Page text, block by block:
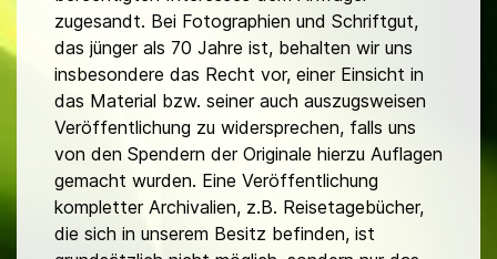
zugesandt. Bei Fotographien und Schriftgut,
das jünger als 70 Jahre ist, behalten wir uns
insbesondere das Recht vor, einer Einsicht in
das Material bzw. seiner auch auszugsweisen
Veröffentlichung zu widersprechen, falls uns
von den Spendern der Originale hierzu Auflagen
gemacht wurden. Eine Veröffentlichung
kompletter Archivalien, z.B. Reisetagebücher,
die sich in unserem Besitz befinden, ist